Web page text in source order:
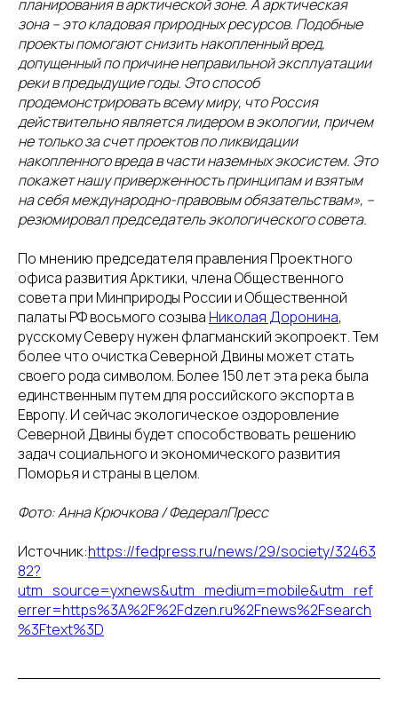
планирования в арктической зоне. А арктическая
зона – это кладовая природных ресурсов. Подобные
проекты помогают снизить накопленный вред,
допущенный по причине неправильной эксплуатации
реки в предыдущие годы. Это способ
продемонстрировать всему миру, что Россия
действительно является лидером в экологии, причем
не только за счет проектов по ликвидации
накопленного вреда в части наземных экосистем. Это
покажет нашу приверженность принципам и взятым
на себя международно-правовым обязательствам», –
резюмировал председатель экологического совета.
По мнению председателя правления Проектного
офиса развития Арктики, члена Общественного
совета при Минприроды России и Общественной
палаты РФ восьмого созыва Николая Доронина,
русскому Северу нужен флагманский экопроект. Тем
более что очистка Северной Двины может стать
своего рода символом. Более 150 лет эта река была
единственным путем для российского экспорта в
Европу. И сейчас экологическое оздоровление
Северной Двины будет способствовать решению
задач социального и экономического развития
Поморья и страны в целом.
Фото: Анна Крючкова / ФедералПресс
Источник:https://fedpress.ru/news/29/society/32463
82?
utm_source=yxnews&utm_medium=mobile&utm_ref
errer=https%3A%2F%2Fdzen.ru%2Fnews%2Fsearch
%3Ftext%3D